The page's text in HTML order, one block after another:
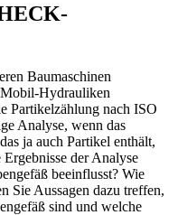
Baumaschinen
Hydrauliken
Partikelzählung nach ISO
Analyse, wenn das
ja auch Partikel enthält,
der Analyse
beeinflusst? Wie
Sie Aussagen dazu treffen,
sind und welche